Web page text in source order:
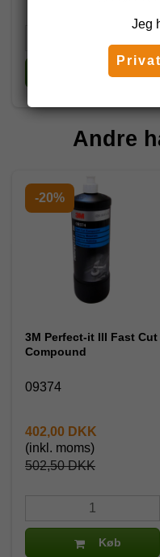
Køb
Andre
-20%
3M Perfect-it III Fast Cut
Compound
09374
502,50 DKK
402,00 DKK
(inkl. moms)
Køb
Jeg
Privat